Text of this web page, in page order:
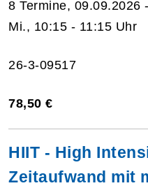
8 Termine, 09.09.2026
Mi., 10:15 - 11:15 Uhr
26-3-09517
78,50 €
HIIT - High
Zeitaufwand mit